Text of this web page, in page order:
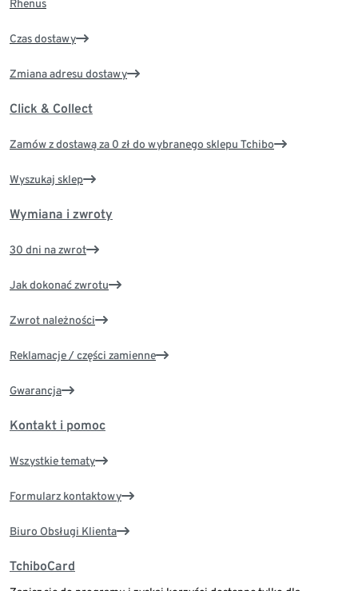
Rhenus
Czas dostawy
Zmiana adresu dostawy
Click & Collect
Zamów z dostawą za 0 zł do wybranego sklepu Tchibo
Wyszukaj sklep
Wymiana i zwroty
30 dni na zwrot
Jak dokonać zwrotu
Zwrot należności
Reklamacje / części zamienne
Gwarancja
Kontakt i pomoc
Wszystkie tematy
Formularz kontaktowy
Biuro Obsługi Klienta
TchiboCard